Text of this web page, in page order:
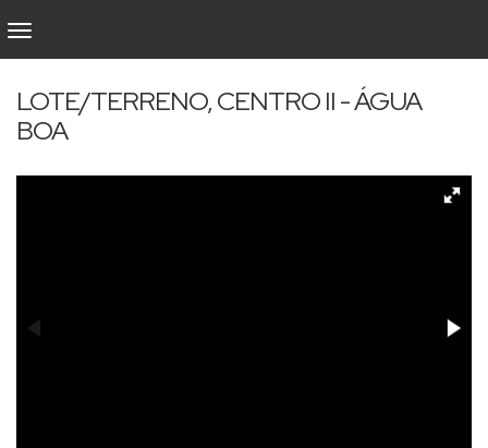
LOTE/TERRENO, CENTRO II - ÁGUA
BOA